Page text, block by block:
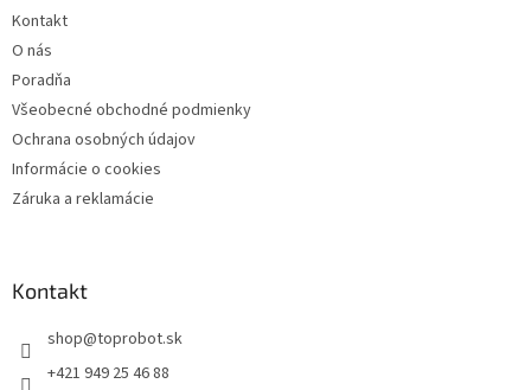
Kontakt
O nás
Poradňa
Všeobecné obchodné podmienky
Ochrana osobných údajov
Informácie o cookies
Záruka a reklamácie
Kontakt
shop@toprobot.sk
+421 949 25 46 88